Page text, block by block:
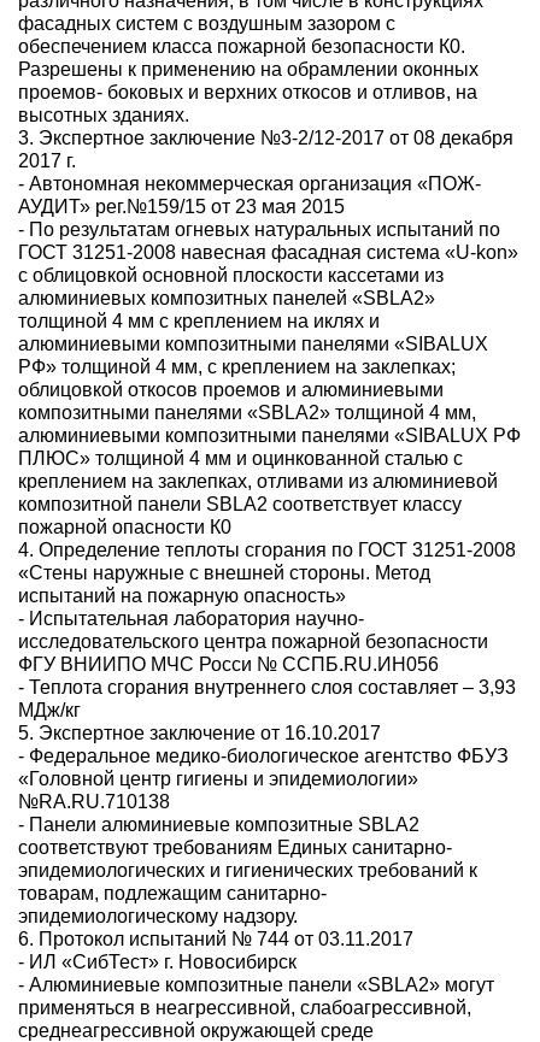
фасадных систем с воздушным зазором с
обеспечением класса пожарной безопасности К0.
Разрешены к применению на обрамлении оконных
проемов- боковых и верхних откосов и отливов, на
высотных зданиях.
3. Экспертное заключение №3-2/12-2017 от 08 декабря
2017 г.
- Автономная некоммерческая организация «ПОЖ-
АУДИТ» рег.№159/15 от 23 мая 2015
- По результатам огневых натуральных испытаний по
ГОСТ 31251-2008 навесная фасадная система «U-kon»
с облицовкой основной плоскости кассетами из
алюминиевых композитных панелей «SBLA2»
толщиной 4 мм с креплением на иклях и
алюминиевыми композитными панелями «SIBALUX
РФ» толщиной 4 мм, с креплением на заклепках;
облицовкой откосов проемов и алюминиевыми
композитными панелями «SBLA2» толщиной 4 мм,
алюминиевыми композитными панелями «SIBALUX РФ
ПЛЮС» толщиной 4 мм и оцинкованной сталью с
креплением на заклепках, отливами из алюминиевой
композитной панели SBLA2 соответствует классу
пожарной опасности К0
4. Определение теплоты сгорания по ГОСТ 31251-2008
«Стены наружные с внешней стороны. Метод
испытаний на пожарную опасность»
- Испытательная лаборатория научно-
исследовательского центра пожарной безопасности
ФГУ ВНИИПО МЧС Росси № ССПБ.RU.ИН056
- Теплота сгорания внутреннего слоя составляет – 3,93
МДж/кг
5. Экспертное заключение от 16.10.2017
- Федеральное медико-биологическое агентство ФБУЗ
«Головной центр гигиены и эпидемиологии»
№RA.RU.710138
- Панели алюминиевые композитные SBLA2
соответствуют требованиям Единых санитарно-
эпидемиологических и гигиенических требований к
товарам, подлежащим санитарно-
эпидемиологическому надзору.
6. Протокол испытаний № 744 от 03.11.2017
- ИЛ «СибТест» г. Новосибирск
- Алюминиевые композитные панели «SBLA2» могут
применяться в неагрессивной, слабоагрессивной,
среднеагрессивной окружающей среде